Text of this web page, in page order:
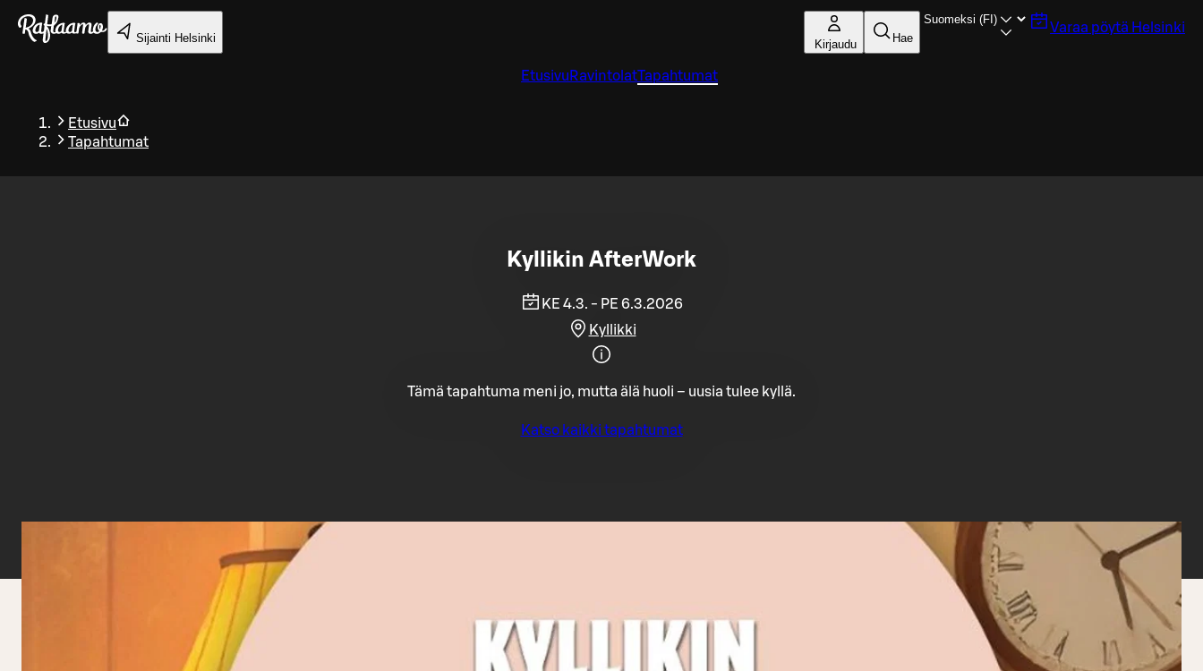
Siirry pääsisältöön
Sijainti Helsinki Kirjaudu Hae
Varaa pöytä Helsinki
Etusivu RavintolatTapahtumat
Etusivu
Tapahtumat
Takaisin
Kyllikin AfterWork
KE 4.3. - PE 6.3.2026
Kyllikki
Tämä tapahtuma meni jo, mutta älä huoli – uusia tulee kyllä.
Katso kaikki tapahtumat